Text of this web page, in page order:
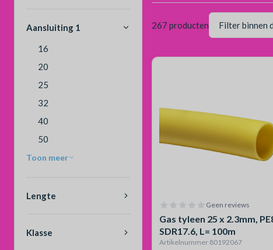
Aansluiting 1
16
20
25
32
40
50
Toon meer
Lengte
Klasse
267 producten
Geen reviews
Gas tyleen 25 x 2.3mm,
SDR17.6, L= 100m
Artikelnummer 80192067